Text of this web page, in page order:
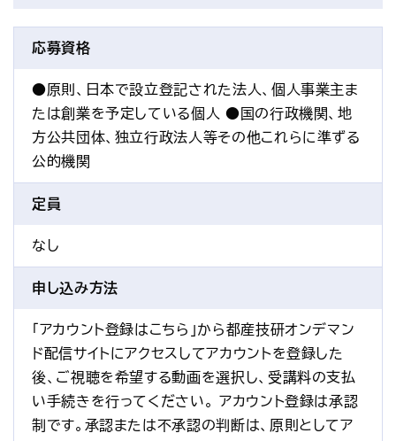
応募資格
●原則、日本で設立登記された法人、個人事業主ま
たは創業を予定している個人 ●国の行政機関、地
方公共団体、独立行政法人等その他これらに準ずる
公的機関
定員
なし
申し込み方法
「アカウント登録はこちら」から都産技研オンデマン
ド配信サイトにアクセスしてアカウントを登録した
後、ご視聴を希望する動画を選択し、受講料の支払
い手続きを行ってください。 アカウント登録は承認
制です。承認または不承認の判断は、原則としてア